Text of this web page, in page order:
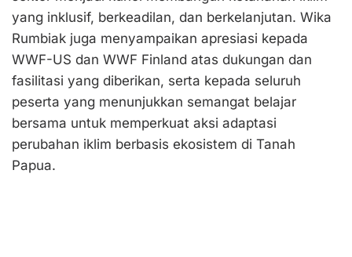
yang inklusif, berkeadilan, dan berkelanjutan. Wika
Rumbiak juga menyampaikan apresiasi kepada
WWF-US dan WWF Finland atas dukungan dan
fasilitasi yang diberikan, serta kepada seluruh
peserta yang menunjukkan semangat belajar
bersama untuk memperkuat aksi adaptasi
perubahan iklim berbasis ekosistem di Tanah
Papua.